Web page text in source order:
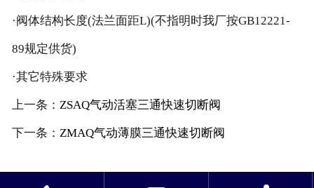
·阀体结构长度(法兰面距L)(不指明时我厂按GB12221-
89规定供货)
·其它特殊要求
上一条： ZSAQ气动活塞三通快速切断阀
下一条： ZMAQ气动薄膜三通快速切断阀